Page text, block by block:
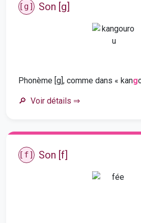
[g] Son [g]
Phonème [g], comme dans « kang
Voir détails ⇒
[f] Son [f]